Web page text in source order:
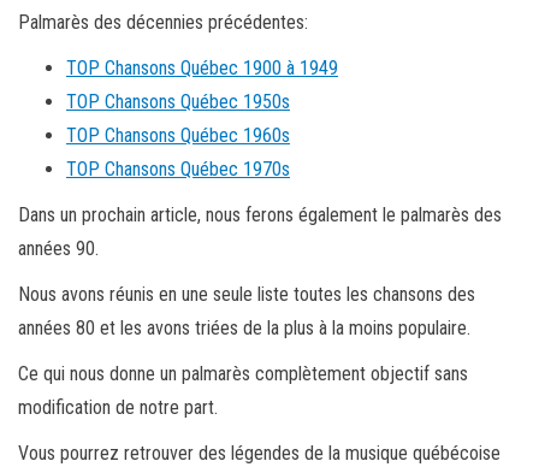
Palmarès des décennies précédentes:
TOP Chansons Québec 1900 à 1949
TOP Chansons Québec 1950s
TOP Chansons Québec 1960s
TOP Chansons Québec 1970s
Dans un prochain article, nous ferons également le palmarès des
années 90.
Nous avons réunis en une seule liste toutes les chansons des
années 80 et les avons triées de la plus à la moins populaire.
Ce qui nous donne un palmarès complètement objectif sans
modification de notre part.
Vous pourrez retrouver des légendes de la musique québécoise